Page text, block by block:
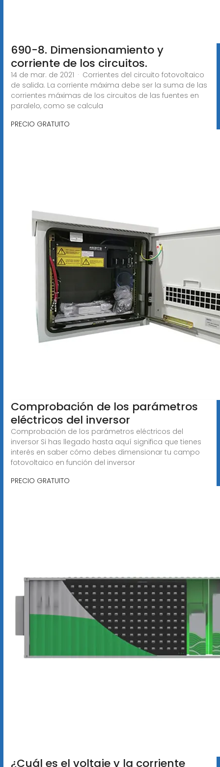
690-8. Dimensionamiento y
corriente de los circuitos.
14 de mar. de 2021 · Corrientes del circuito fotovoltaico
de salida. La corriente máxima debe ser la suma de las
corrientes máximas de los circuitos de las fuentes en
paralelo, como se calcula
PRECIO GRATUITO
Comprobación de los parámetros
eléctricos del inversor
Comprobación de los parámetros eléctricos del
inversor Si has llegado hasta aquí significa que tienes
interés en saber cómo debes dimensionar tu campo
fotovoltaico en función del inversor
PRECIO GRATUITO
¿Cuál es el voltaje y la corriente